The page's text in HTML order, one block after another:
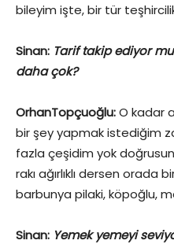
bileyim işte, bir tür
Sinan: Tarif takip ediyor
daha çok?
OrhanTopçuoğlu:O kadar
bir şey yapmak istediğim
fazla çeşidim yok
rakı ağırlıklı dersen
barbunya pilaki, köpoğlu,
Sinan: Yemek yemeyi